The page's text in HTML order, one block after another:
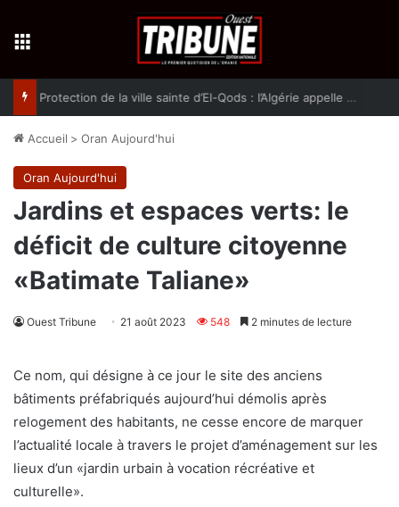
Accueil > Oran Aujourd'hui
Oran Aujourd'hui
Jardins et espaces verts: le
déficit de culture citoyenne
«Batimate Taliane»
Ouest Tribune 21 août 2023 548 2 minutes de lecture
Ce nom, qui désigne à ce jour le site des anciens
bâtiments préfabriqués aujourd’hui démolis après
relogement des habitants, ne cesse encore de marquer
l’actualité locale à travers le projet d’aménagement sur les
lieux d’un «jardin urbain à vocation récréative et
culturelle».